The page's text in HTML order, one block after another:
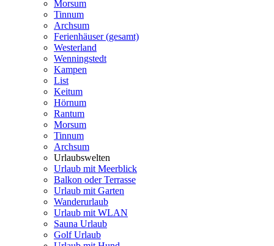
Morsum
Tinnum
Archsum
Ferienhäuser (gesamt)
Westerland
Wenningstedt
Kampen
List
Keitum
Hörnum
Rantum
Morsum
Tinnum
Archsum
Urlaubswelten
Urlaub mit Meerblick
Balkon oder Terrasse
Urlaub mit Garten
Wanderurlaub
Urlaub mit WLAN
Sauna Urlaub
Golf Urlaub